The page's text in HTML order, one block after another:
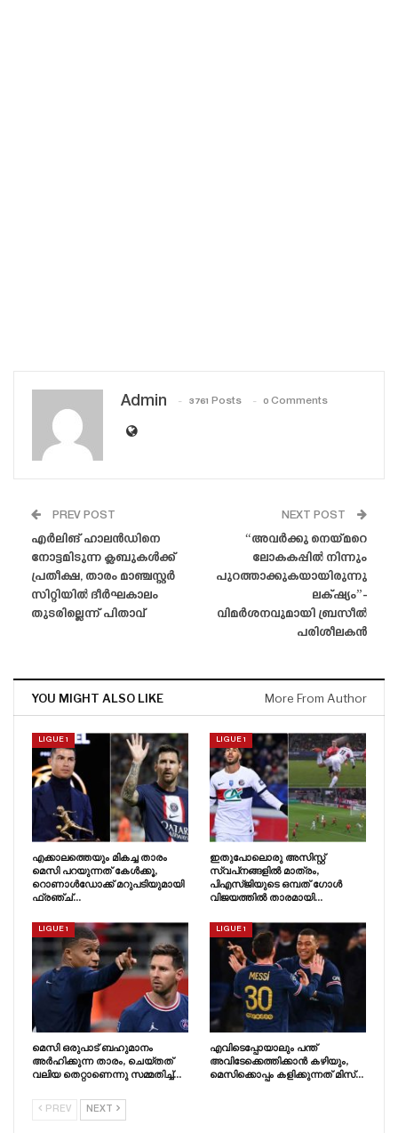
Admin 3761 Posts 0 Comments
PREV POST
എർലിങ് ഹാലൻഡിനെ
നോട്ടമിടുന്ന ക്ലബുകൾക്ക്
പ്രതീക്ഷ, താരം മാഞ്ചസ്റ്റർ
സിറ്റിയിൽ ദീർഘകാലം
തുടരില്ലെന്ന് പിതാവ്
NEXT POST
“അവർക്കു നെയ്‌മറെ
ലോകകപ്പിൽ നിന്നും
പുറത്താക്കുകയായിരുന്നു
ലക്‌ഷ്യം”-
വിമർശനവുമായി ബ്രസീൽ
പരിശീലകൻ
YOU MIGHT ALSO LIKE More From Author
LIGUE 1
എക്കാലത്തെയും മികച്ച താരം
മെസി പറയുന്നത് കേൾക്കൂ,
റൊണാൾഡോക്ക് മറുപടിയുമായി
ഫ്രഞ്ച്…
LIGUE 1
ഇതുപോലൊരു അസിസ്റ്റ്
സ്വപ്‌നങ്ങളിൽ മാത്രം,
പിഎസ്‌ജിയുടെ ഒമ്പത് ഗോൾ
വിജയത്തിൽ താരമായി…
LIGUE 1
മെസി ഒരുപാട് ബഹുമാനം
അർഹിക്കുന്ന താരം, ചെയ്‌തത്‌
വലിയ തെറ്റാണെന്നു സമ്മതിച്ച്…
LIGUE 1
എവിടെപ്പോയാലും പന്ത്
അവിടേക്കെത്തിക്കാൻ കഴിയും,
മെസിക്കൊപ്പം കളിക്കുന്നത് മിസ്…
PREV NEXT